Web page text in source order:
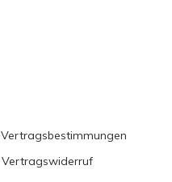
Vertragsbestimmungen
Vertragswiderruf